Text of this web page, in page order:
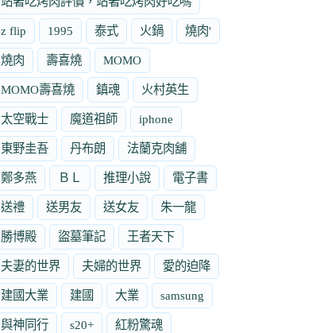
z flip 1995 泰式 火鍋 燒肉'
燒肉 壽喜燒 MOMO
MOMO壽喜燒 鎮魂 火村英生
太空戰士 魔道祖師 iphone
東野圭吾 丹布朗 法蘭克肉舖
鄭多燕 ＢＬ 推理小說 電子書
送禮 送男友 送女友 朱一龍
勝博殿 盜墓筆記 王者天下
夫妻的世界 夫婦的世界 愛的迫降
建國大業 建國 大業 samsung
與神同行 s20+ 紅粉驚魂